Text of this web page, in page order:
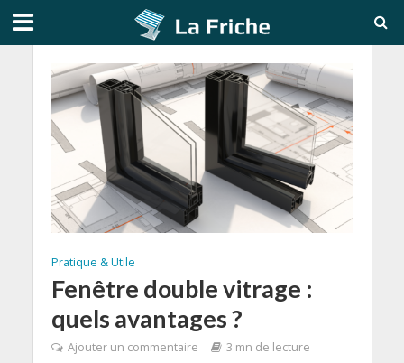
Pratique & Utile
Fenêtre double vitrage :
quels avantages ?
Ajouter un commentaire 3 mn de lecture